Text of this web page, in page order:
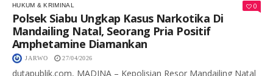
HUKUM & KRIMINAL 0
Polsek Siabu Ungkap Kasus Narkotika Di
Mandailing Natal, Seorang Pria Positif
Amphetamine Diamankan
JARWO 27/04/2026
dutapublik.com, MADINA – Kepolisian Resor Mandailing Natal